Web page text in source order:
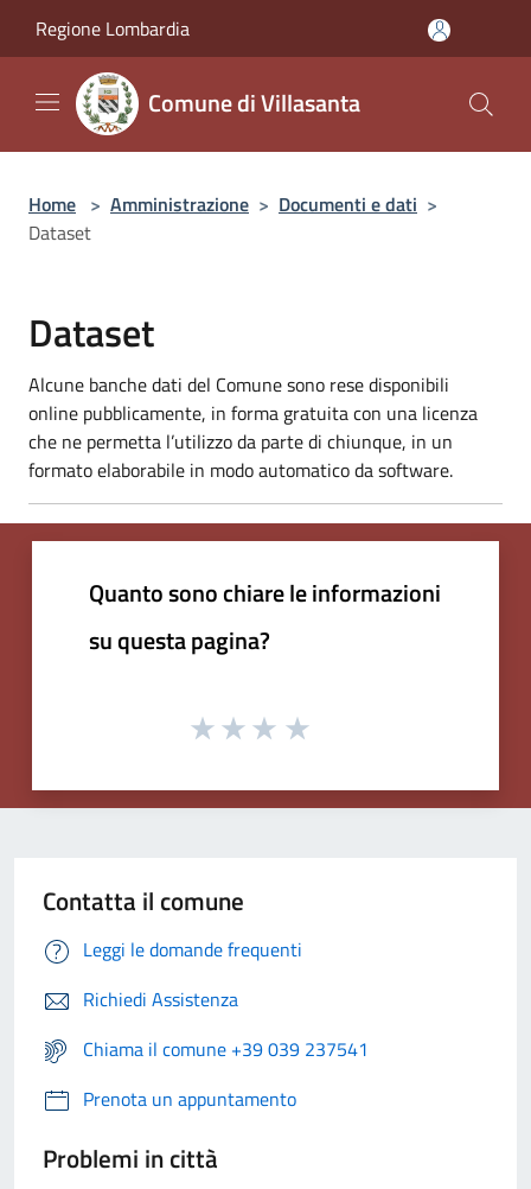
Regione Lombardia
Comune di Villasanta
Home > Amministrazione > Documenti e dati >
Dataset
Dataset
Alcune banche dati del Comune sono rese disponibili
online pubblicamente, in forma gratuita con una licenza
che ne permetta l’utilizzo da parte di chiunque, in un
formato elaborabile in modo automatico da software.
Quanto sono chiare le informazioni
su questa pagina?
Contatta il comune
Leggi le domande frequenti
Richiedi Assistenza
Chiama il comune +39 039 237541
Prenota un appuntamento
Problemi in città